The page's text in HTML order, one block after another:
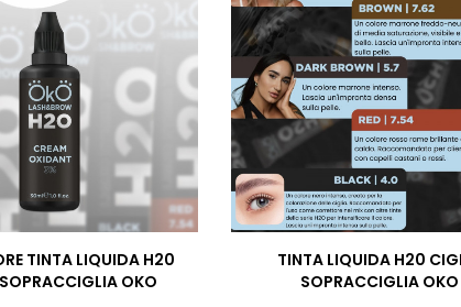
TINTA LIQUIDA H20
OKO
TINTA LIQUIDA H20
SOPRACCIGLIA OKO